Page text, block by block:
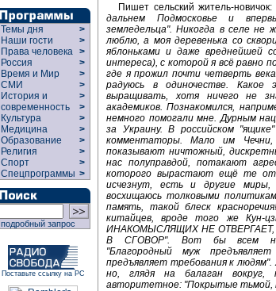
Темы дня
>
Наши гости
>
Права человека >
Россия
>
Время и Мир
>
СМИ
>
История и
современность
>
>
Культура
>
Медицина
>
Образование
>
Религия
>
Спорт
>
Спецпрограммы >
подробный запрос
Поставьте ссылку на РС
Пишет сельский житель-новичок:
дальнем Подмосковье и
земледельца". Никогда в селе
люблю, а моя деревенька со
яблоньками и даже вреднейшей
интереса), с которой я всё равно
где я прожил почти четверть
радуюсь в одиночестве.
выращивать, хотя ничего не
академиков. Познакомился,
немного помогали мне. Дурным
за Украину. В российском
комментаторы. Мало им
показывают ничтожный,
нас полуправдой, потакают
которого вырастают ещё те
исчезнут, есть и другие
восхищаюсь толковыми
память, такой блеск
китайцев, вроде того же
ИНАКОМЫСЛЯЩИХ НЕ
В СГОВОР". Вот бы всем
"Благородный муж
предъявляет требования к
но, глядя на балаган
авторитетное: "Покрытые тьмой,